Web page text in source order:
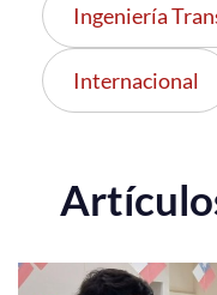
Ingeniería
Internacional